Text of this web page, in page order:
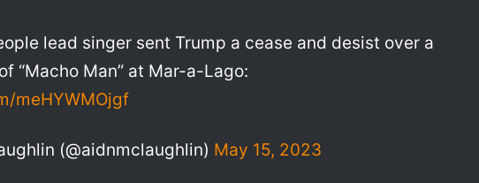
lead singer sent Trump a cease and desist over a
“Macho Man” at Mar-a-Lago:
meHYWMOjgf
(@aidnmclaughlin) May 15, 2023